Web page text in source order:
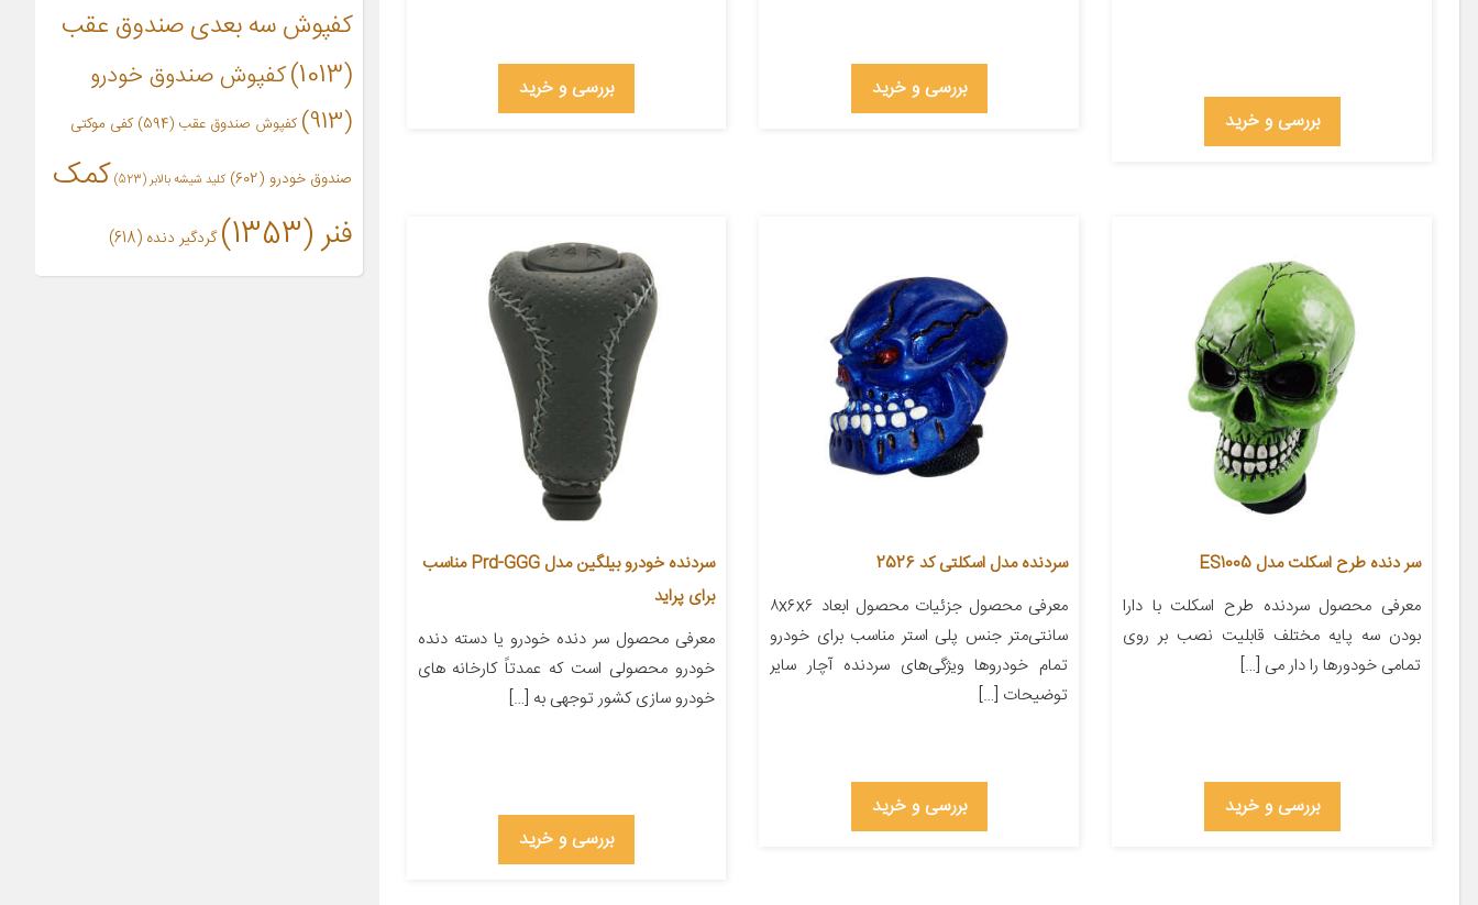
بررسی و خرید
بررسی و خرید بررسی و خرید
سر دنده طرح اسکلت مدل ES1005
معرفی محصول سردنده طرح اسکلت با دارا
بودن سه پایه مختلف قابلیت نصب بر روی
تمامی خودورها را دار می […]
بررسی و خرید
سردنده مدل اسکلتی کد 2526
معرفی محصول جزئیات محصول ابعاد ۸x۶x۶
سانتی‌متر جنس پلی استر مناسب برای خودرو
تمام خودروها ویژگی‌های سردنده آچار سایر
توضیحات […]
بررسی و خرید
سردنده خودرو بیلگین مدل Prd-GGG مناسب
برای پراید
معرفی محصول سر دنده خودرو یا دسته دنده
خودرو محصولی است که عمدتاً کارخانه های
خودرو سازی کشور توجهی به […]
بررسی و خرید
کفپوش سه بعدی صندوق عقب
(1013)
کفپوش صندوق خودرو
(913)
کفپوش صندوق عقب (594) کفی موکتی
صندوق خودرو (602) کلید شیشه بالابر(523)
کمک
فنر(1353) گردگیر دنده (618)